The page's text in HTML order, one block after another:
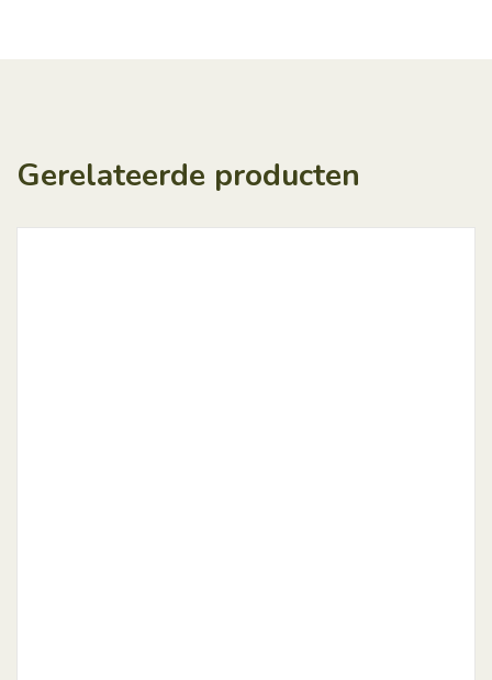
Gerelateerde producten